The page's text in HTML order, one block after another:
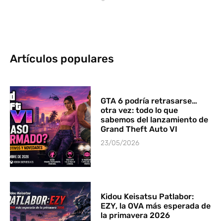
Artículos populares
GTA 6 podría retrasarse…
otra vez: todo lo que
sabemos del lanzamiento de
Grand Theft Auto VI
23/05/2026
Kidou Keisatsu Patlabor:
EZY, la OVA más esperada de
la primavera 2026